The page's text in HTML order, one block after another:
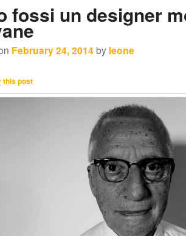
fossi un designer
February 24, 2014by leone
this post